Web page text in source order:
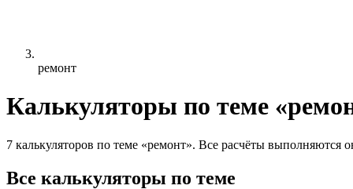
ремонт
Калькуляторы по теме
7 калькуляторов по теме «ремонт». Все расчёты выполняются
Все калькуляторы по теме